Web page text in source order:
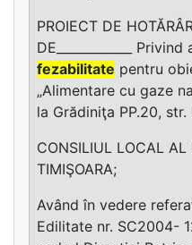
PROIECT DE
DE____________
fezabilitate pentru
„Alimentare cu gaze
la Grădiniţa PP.20, str.
CONSILIUL LOCAL AL
TIMIŞOARA;
Având în vedere
Edilitate nr. SC2004-